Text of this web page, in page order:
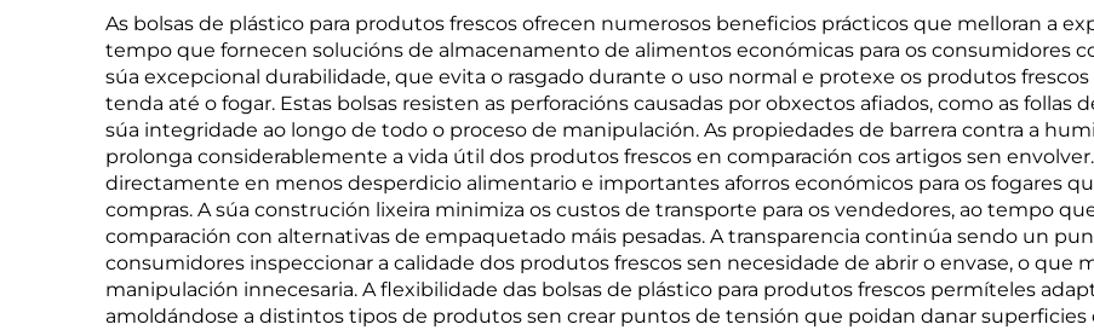
As bolsas de plástico para produtos frescos ofrecen numerosos beneficios prácticos que melloran a
tempo que fornecen solucións de almacenamento de alimentos económicas para os consumidores
súa excepcional durabilidade, que evita o rasgado durante o uso normal e protexe os produtos
tenda até o fogar. Estas bolsas resisten as perforacións causadas por obxectos afiados, como as follas
súa integridade ao longo de todo o proceso de manipulación. As propiedades de barrera contra a
prolonga considerablemente a vida útil dos produtos frescos en comparación cos artigos sen
directamente en menos desperdicio alimentario e importantes aforros económicos para os fogares
compras. A súa construción lixeira minimiza os custos de transporte para os vendedores, ao tempo
comparación con alternativas de empaquetado máis pesadas. A transparencia continúa sendo un
consumidores inspeccionar a calidade dos produtos frescos sen necesidade de abrir o envase, o que
manipulación innecesaria. A flexibilidade das bolsas de plástico para produtos frescos permíteles
amoldándose a distintos tipos de produtos sen crear puntos de tensión que poidan danar superficies